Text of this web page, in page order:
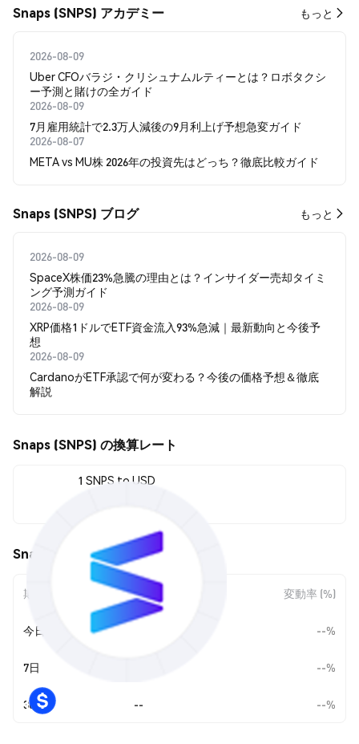
Snaps (SNPS) アカデミー もっと
2026-08-09
Uber CFOバラジ・クリシュナムルティーとは？ロボタクシ
ー予測と賭けの全ガイド
2026-08-09
7月雇用統計で2.3万人減後の9月利上げ予想急変ガイド
2026-08-07
META vs MU株 2026年の投資先はどっち？徹底比較ガイド
Snaps (SNPS) ブログ もっと
2026-08-09
SpaceX株価23%急騰の理由とは？インサイダー売却タイミ
ング予測ガイド
2026-08-09
XRP価格1ドルでETF資金流入93%急減｜最新動向と今後予
想
2026-08-09
CardanoがETF承認で何が変わる？今後の価格予想＆徹底
解説
Snaps (SNPS) の換算レート
1 SNPS to USD
Snaps (SNPS) の価格変動
期間 金額変動 変動率 (%)
今日 --%
7日 --%
30日 -- --%